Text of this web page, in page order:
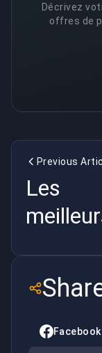
Décrivez
offres de
Previous
Les
jouer
dans
Destiny 2
Facebook